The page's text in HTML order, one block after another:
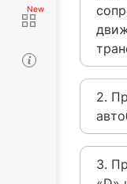
2.
3.